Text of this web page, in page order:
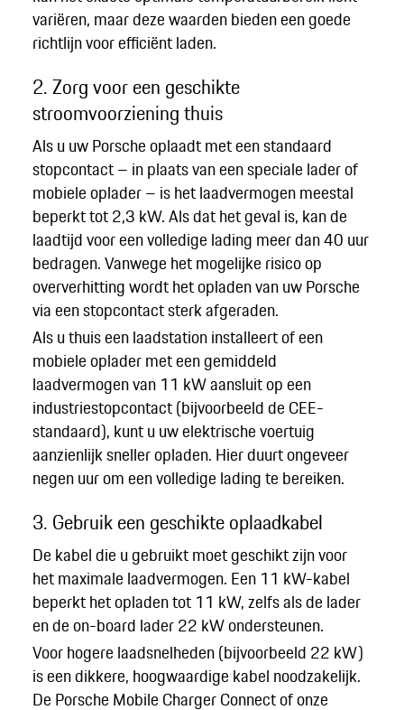
variëren, maar deze waarden bieden een goede
richtlijn voor efficiënt laden.
2. Zorg voor een geschikte
stroomvoorziening thuis
Als u uw Porsche oplaadt met een standaard
stopcontact – in plaats van een speciale lader of
mobiele oplader – is het laadvermogen meestal
beperkt tot 2,3 kW. Als dat het geval is, kan de
laadtijd voor een volledige lading meer dan 40 uur
bedragen. Vanwege het mogelijke risico op
oververhitting wordt het opladen van uw Porsche
via een stopcontact sterk afgeraden.
Als u thuis een laadstation installeert of een
mobiele oplader met een gemiddeld
laadvermogen van 11 kW aansluit op een
industriestopcontact (bijvoorbeeld de CEE-
standaard), kunt u uw elektrische voertuig
aanzienlijk sneller opladen. Hier duurt ongeveer
negen uur om een volledige lading te bereiken.
3. Gebruik een geschikte oplaadkabel
De kabel die u gebruikt moet geschikt zijn voor
het maximale laadvermogen. Een 11 kW-kabel
beperkt het opladen tot 11 kW, zelfs als de lader
en de on-board lader 22 kW ondersteunen.
Voor hogere laadsnelheden (bijvoorbeeld 22 kW)
is een dikkere, hoogwaardige kabel noodzakelijk.
De Porsche Mobile Charger Connect of onze